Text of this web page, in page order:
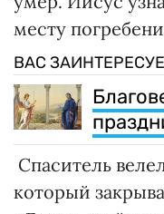
месту
ВАС
Спаситель
который